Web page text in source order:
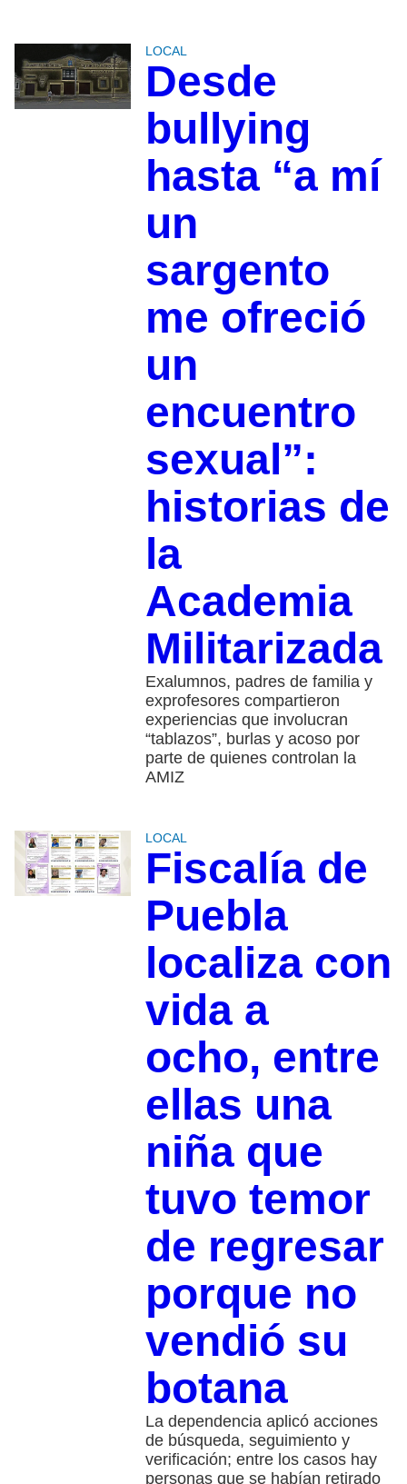
LOCAL
Desde
bullying
hasta “a mí
un
sargento
me ofreció
un
encuentro
sexual”:
historias de
la
Academia
Militarizada
Exalumnos, padres de familia y
exprofesores compartieron
experiencias que involucran
“tablazos”, burlas y acoso por
parte de quienes controlan la
AMIZ
LOCAL
Fiscalía de
Puebla
localiza con
vida a
ocho, entre
ellas una
niña que
tuvo temor
de regresar
porque no
vendió su
botana
La dependencia aplicó acciones
de búsqueda, seguimiento y
verificación; entre los casos hay
personas que se habían retirado